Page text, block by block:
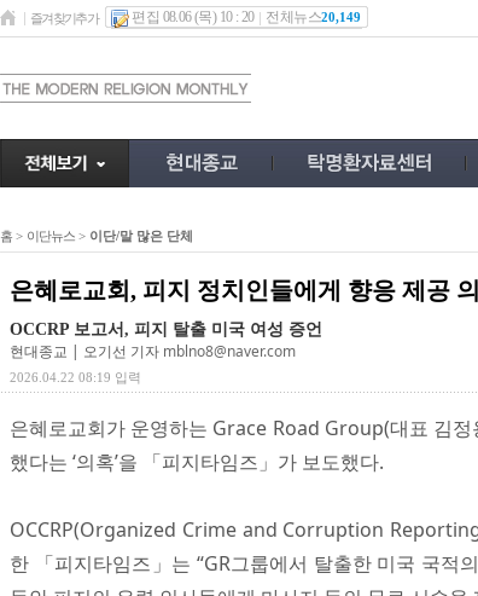
즐겨찾기추가 편집 08.06 (목) 10 : 20 전체뉴스20,149
홈 > 이단뉴스 > 이단/말 많은 단체
은혜로교회, 피지 정치인들에게 향응 제공
OCCRP 보고서, 피지 탈출 미국 여성 증언
현대종교 | 오기선 기자 mblno8@naver.com
2026.04.22 08:19 입력
은혜로교회가 운영하는 Grace Road Group(대표 김
했다는 ‘의혹’을 「피지타임즈」가 보도했다.
OCCRP(Organized Crime and Corruption
한 「피지타임즈」는 “GR그룹에서 탈출한 미국 국적